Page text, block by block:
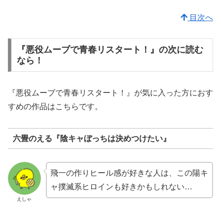
目次へ
『悪役ムーブで青春リスタート！』の次に読む
なら！
『悪役ムーブで青春リスタート！』が気に入った方におす
すめの作品はこちらです。
六畳のえる『陰キャぼっちは決めつけたい』
えしゃ
飛一の作りヒール感が好きな人は、この陽キ
ャ撲滅系ヒロインも好きかもしれない…